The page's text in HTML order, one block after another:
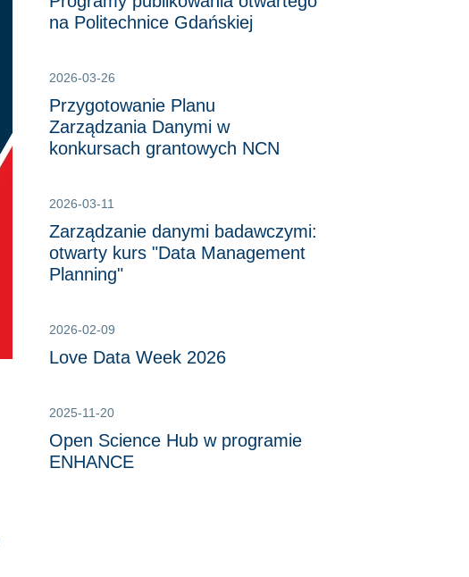
na Politechnice Gdańskiej
2026-03-26
Przygotowanie Planu
Zarządzania Danymi w
konkursach grantowych NCN
2026-03-11
Zarządzanie danymi badawczymi:
otwarty kurs "Data Management
Planning"
2026-02-09
Love Data Week 2026
2025-11-20
Open Science Hub w programie
ENHANCE